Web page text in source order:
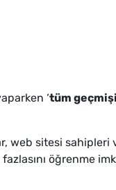
‘tüm
web sitesi
öğrenme